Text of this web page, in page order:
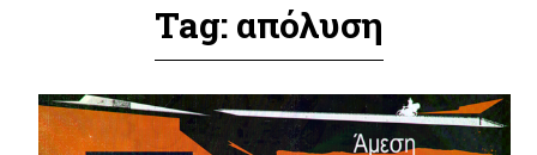
Tag: απόλυση